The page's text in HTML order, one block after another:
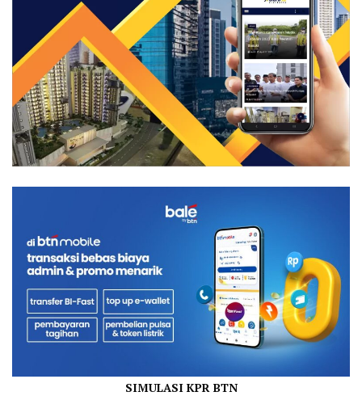
SIMULASI KPR BTN